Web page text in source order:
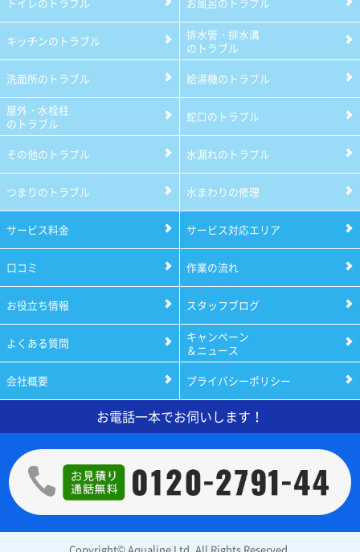
キッチンのトラブル
排水管・排水溝
のトラブル
洗面所のトラブル
給湯機のトラブル
屋外・水栓柱
のトラブル
蛇口のトラブル
その他のトラブル 水漏れのトラブル
つまりのトラブル 水まわりの修理
サービス料金 サービス対応エリア
口コミ 作業の流れ
お役立ち情報 スタッフブログ
よくある質問
キャンペーン
＆ニュース
会社概要
プライバシーポリシー
お電話一本でお伺いします！